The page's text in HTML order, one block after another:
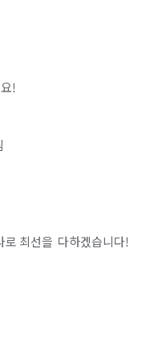
!
로 최선을  다하겠습니다!